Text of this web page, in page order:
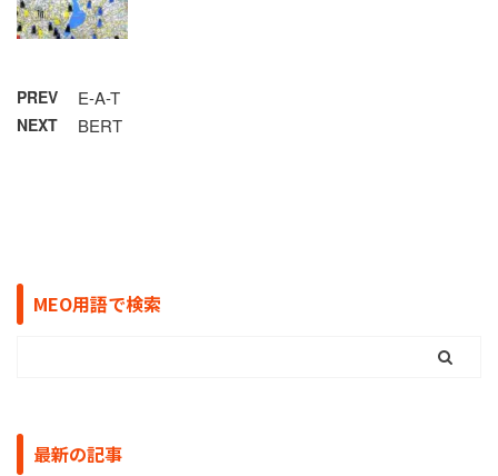
PREV E-A-T
NEXT BERT
MEO用語で検索
最新の記事